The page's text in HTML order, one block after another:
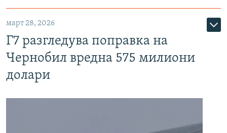
март 28, 2026
Г7 разгледува поправка на
Чернобил вредна 575 милиони
долари